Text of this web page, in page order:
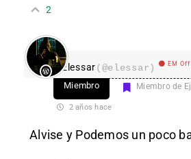
2
Elessar(@elessar) EM Off
Miembro Miembro de
2 años hace
Alvise y Podemos un poco